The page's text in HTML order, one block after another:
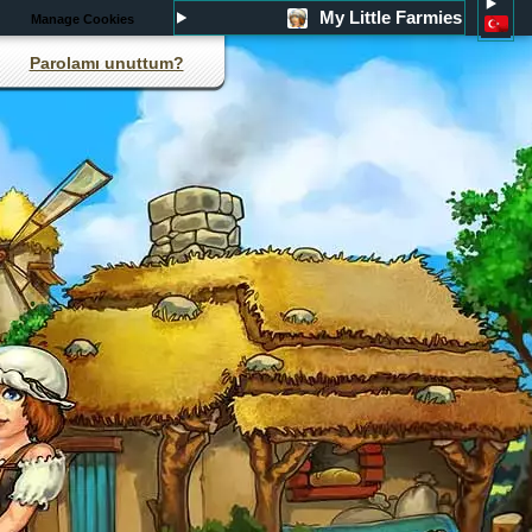
Manage Cookies My Little Farmies
Parolamı unuttum?